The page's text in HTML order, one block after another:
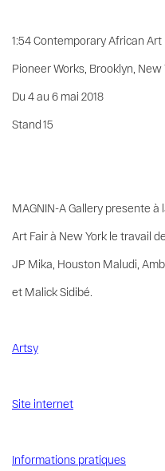
1:54 Contemporary African Art
Pioneer Works, Brooklyn, New
Du 4 au 6 mai 2018
Stand 15
MAGNIN-A Gallery presente
Art Fair à New York le travail
JP Mika, Houston Maludi,
et Malick Sidibé.
Artsy
Site internet
Informations pratiques